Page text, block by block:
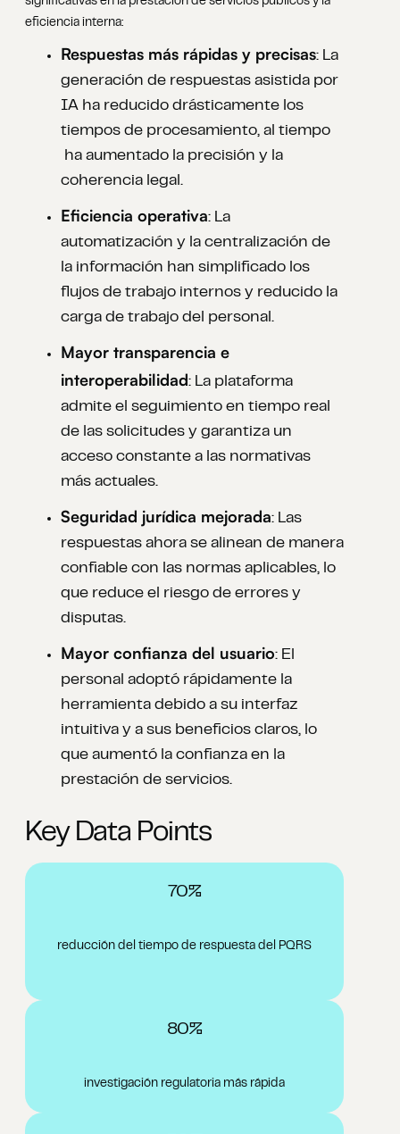
eficiencia interna:
Respuestas más rápidas y precisas: La
generación de respuestas asistida por
IA ha reducido drásticamente los
tiempos de procesamiento, al tiempo
ha aumentado la precisión y la
coherencia legal.
Eficiencia operativa: La
automatización y la centralización de
la información han simplificado los
flujos de trabajo internos y reducido la
carga de trabajo del personal.
Mayor transparencia e
interoperabilidad: La plataforma
admite el seguimiento en tiempo real
de las solicitudes y garantiza un
acceso constante a las normativas
más actuales.
Seguridad jurídica mejorada: Las
respuestas ahora se alinean de manera
confiable con las normas aplicables, lo
que reduce el riesgo de errores y
disputas.
Mayor confianza del usuario: El
personal adoptó rápidamente la
herramienta debido a su interfaz
intuitiva y a sus beneficios claros, lo
que aumentó la confianza en la
prestación de servicios.
Key Data Points
70%
reducción del tiempo de respuesta del PQRS
80%
investigación regulatoria más rápida